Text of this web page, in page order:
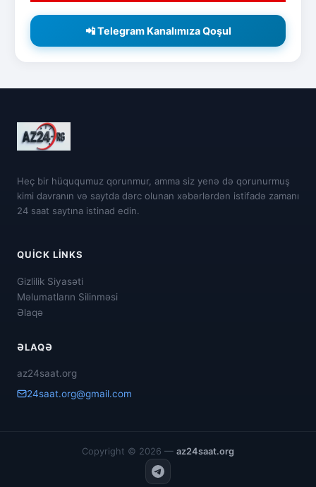
📲 Telegram Kanalımıza Qoşul
Heç bir hüququmuz qorunmur, amma siz yenə də qorunurmuş
kimi davranın və saytda dərc olunan xəbərlərdən istifadə zamanı
24 saat saytına istinad edin.
QUICK LINKS
Gizlilik Siyasəti
Məlumatların Silinməsi
Əlaqə
ƏLAQƏ
az24saat.org
24saat.org@gmail.com
Copyright © 2026 — az24saat.org